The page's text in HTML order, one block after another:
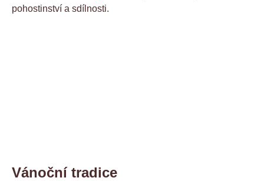
pohostinství a sdílnosti.
Vánoční tradice